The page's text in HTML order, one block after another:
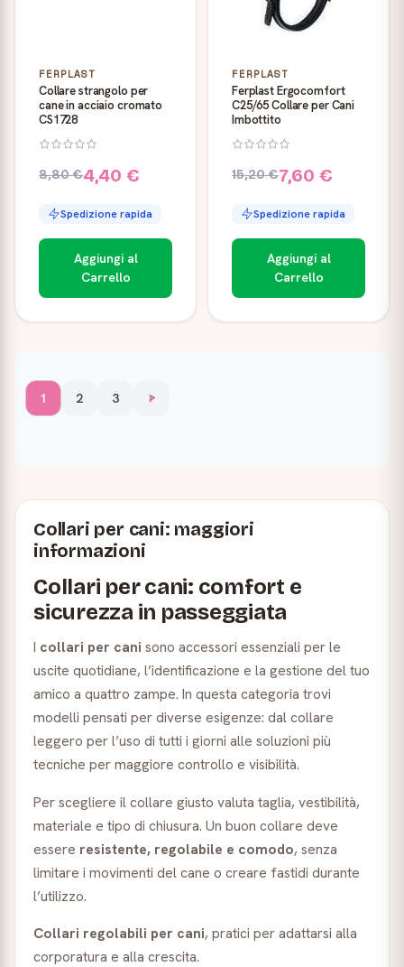
FERPLAST
Collare strangolo per
cane in acciaio cromato
CS1728
8,80 €4,40 €
Spedizione rapida
Aggiungi al
Carrello
FERPLAST
Ferplast Ergocomfort
C25/65 Collare per Cani
Imbottito
15,20 €7,60 €
Spedizione rapida
Aggiungi al
Carrello
1 2 3 >
Collari per cani: maggiori
informazioni
Collari per cani: comfort e
sicurezza in passeggiata
I collari per cani sono accessori essenziali per le
uscite quotidiane, l’identificazione e la gestione del tuo
amico a quattro zampe. In questa categoria trovi
modelli pensati per diverse esigenze: dal collare
leggero per l’uso di tutti i giorni alle soluzioni più
tecniche per maggiore controllo e visibilità.
Per scegliere il collare giusto valuta taglia, vestibilità,
materiale e tipo di chiusura. Un buon collare deve
essere resistente, regolabile e comodo, senza
limitare i movimenti del cane o creare fastidi durante
l’utilizzo.
Collari regolabili per cani, pratici per adattarsi alla
corporatura e alla crescita.